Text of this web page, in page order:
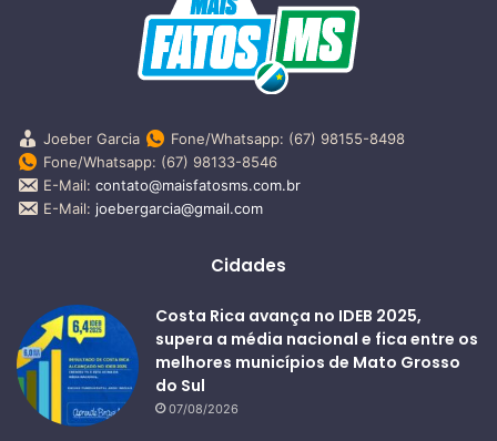
Joeber Garcia
Fone/Whatsapp: (67) 98155-8498
Fone/Whatsapp: (67) 98133-8546
E-Mail: contato@maisfatosms.com.br
E-Mail: joebergarcia@gmail.com
Cidades
Costa Rica avança no IDEB 2025,
supera a média nacional e fica entre os
melhores municípios de Mato Grosso
do Sul
07/08/2026